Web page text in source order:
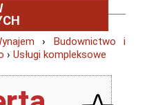
› Budownictwo i
› Usługi kompleksowe